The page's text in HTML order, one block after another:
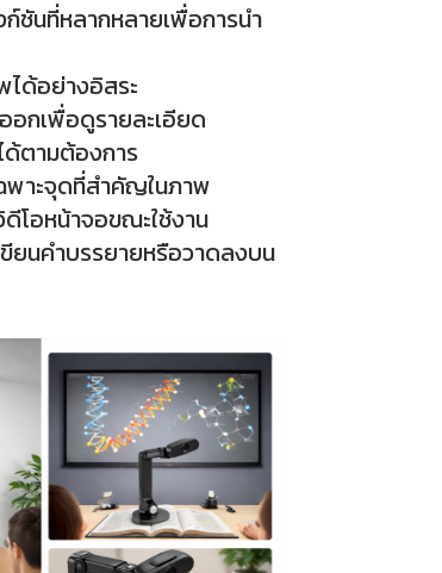
ชันที่หลากหลายเพื่อการนำ
ด้อย่างอิสระ
อกเพื่อดูรายละเอียด
ตามต้องการ
พาะจุดที่สำคัญในภาพ
โอหน้าจอขณะใช้งาน
ขียนคำบรรยายหรือวาดลงบน